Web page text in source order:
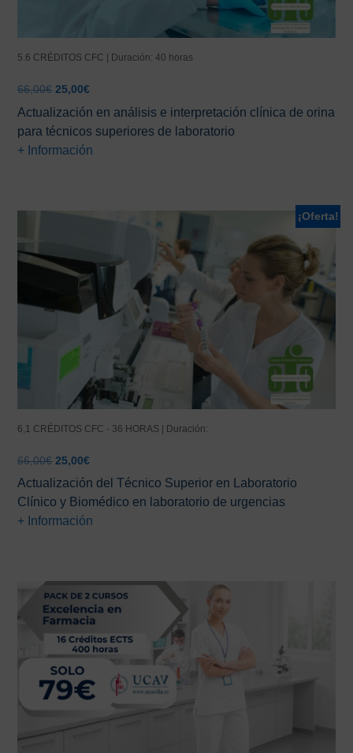
5.6 CRÉDITOS CFC | Duración: 40 horas
66,00€ El
precio
original
era:
66,00€.
25,00€El
actual
es:
25,00€.
Actualización en análisis e interpretación clínica de orina
para técnicos superiores de laboratorio
+ Información
¡Oferta!
6,1 CRÉDITOS CFC - 36 HORAS | Duración:
66,00€ El
precio
original
era:
66,00€.
25,00€El
precio
actual
es:
25,00€.
Actualización del Técnico Superior en Laboratorio
Clínico y Biomédico en laboratorio de urgencias
+ Información